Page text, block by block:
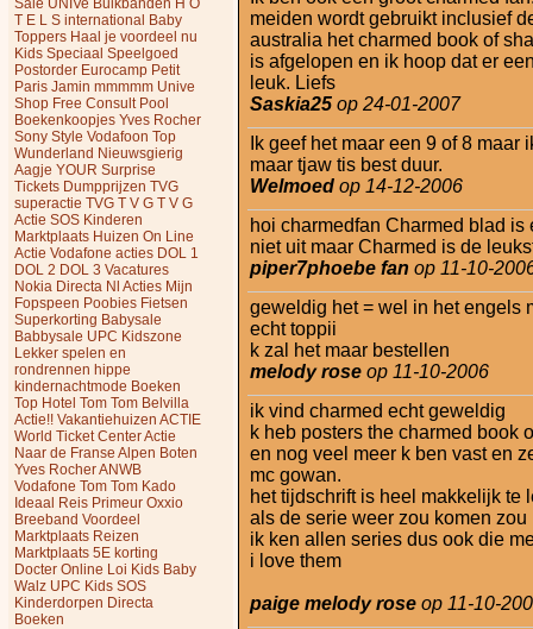
T E L S international Baby
Toppers Haal je voordeel nu
Kids Speciaal Speelgoed
Postorder Eurocamp Petit
Paris Jamin mmmmm Unive
Shop Free Consult Pool
Boekenkoopjes Yves Rocher
Sony Style Vodafoon Top
Wunderland Nieuwsgierig
Aagje YOUR Surprise
Tickets Dumpprijzen TVG
superactie TVG T V G T V G
Actie SOS Kinderen
Marktplaats Huizen On Line
Actie Vodafone acties DOL 1
DOL 2 DOL 3 Vacatures
Nokia Directa Nl Acties Mijn
Fopspeen Poobies Fietsen
Superkorting Babysale
Babbysale UPC Kidszone
Lekker spelen en
rondrennen hippe
kindernachtmode Boeken
Top Hotel Tom Tom Belvilla
Actie!! Vakantiehuizen ACTIE
World Ticket CenterActie
Naar de Franse Alpen Boten
Yves RocherANWB
Vodafone Tom Tom Kado
Ideaal Reis Primeur Oxxio
Breeband Voordeel
Marktplaats Reizen
Marktplaats 5E korting
Docter Online Loi Kids Baby
Walz UPC Kids SOS
Kinderdorpen Directa
Boeken
meiden wordt gebruikt inclusief
australia het charmed book of
is afgelopen en ik hoop dat er
leuk. Liefs
Saskia25 op 24-01-2007
Ik geef het maar een 9 of 8
maar tjaw tis best duur.
Welmoed op 14-12-2006
hoi charmedfan Charmed blad
niet uit maar Charmed is de
piper7phoebe fan op 11-10-
geweldig het = wel in het engels
echt toppii
k zal het maar bestellen
melody rose op 11-10-2006
ik vind charmed echt geweldig
k heb posters the charmed book
en nog veel meer k ben vast en
mc gowan.
het tijdschrift is heel makkelijk te
als de serie weer zou komen
ik ken allen series dus ook die
i love them
paige melody rose op 11-10-